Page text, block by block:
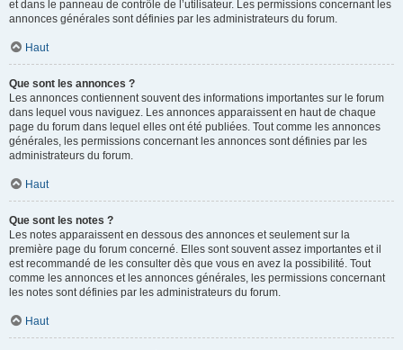
et dans le panneau de contrôle de l’utilisateur. Les permissions concernant les
annonces générales sont définies par les administrateurs du forum.
Haut
Que sont les annonces ?
Les annonces contiennent souvent des informations importantes sur le forum
dans lequel vous naviguez. Les annonces apparaissent en haut de chaque
page du forum dans lequel elles ont été publiées. Tout comme les annonces
générales, les permissions concernant les annonces sont définies par les
administrateurs du forum.
Haut
Que sont les notes ?
Les notes apparaissent en dessous des annonces et seulement sur la
première page du forum concerné. Elles sont souvent assez importantes et il
est recommandé de les consulter dès que vous en avez la possibilité. Tout
comme les annonces et les annonces générales, les permissions concernant
les notes sont définies par les administrateurs du forum.
Haut